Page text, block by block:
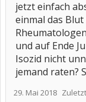
jetzt einfach
einmal das
und auf Ende
Isozid nicht
jemand raten?
29. Mai 2018